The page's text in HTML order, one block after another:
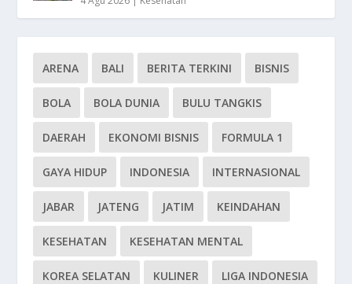
ARENA BALI BERITA TERKINI BISNIS
BOLA BOLA DUNIA BULU TANGKIS
DAERAH EKONOMI BISNIS FORMULA 1
GAYA HIDUP INDONESIA INTERNASIONAL
JABAR JATENG JATIM KEINDAHAN
KESEHATAN KESEHATAN MENTAL
KOREA SELATAN KULINER LIGA INDONESIA